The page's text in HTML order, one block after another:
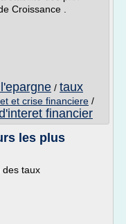
Croissance .
/ taux
et crise financiere /
financier
les plus
des taux